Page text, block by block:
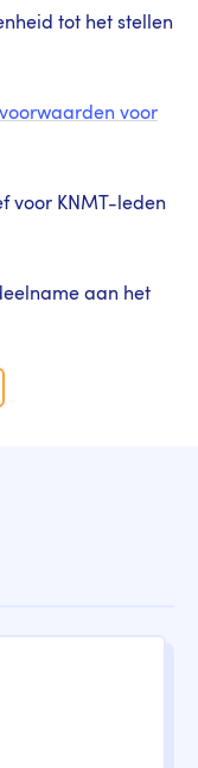
tot het stellen
voor
voor KNMT-leden
aan het